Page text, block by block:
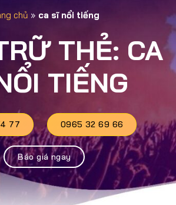
chủ » ca sĩ nổi tiếng
THẺ: CA
TIẾNG
77 0965 32 69 66
Báo giá ngay